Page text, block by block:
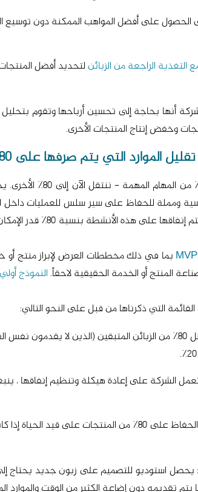
التغذية الراجعة من الزبائنلتحديد أفضل المنتجات
وخفض إنتاج المنتجات الأخرى.
بعد تحديد الجانب
حتى يتم تنفيذها بشكل صحيح تمامًا. لا حاجة للتفوق فيها.
المنتج أو الخدمة الحقيقية لاحقاً. النموذج أولي Prototype وإثبات للمفهوم POC
يوفر 20٪ من الزبائن 80٪ من الإيرادات: لا ينبغي تجاهل 80٪ من
20٪ من المنتجات تقدم 80٪ من القيمة: من الممكن
مبدأ باريتو (80%) في الأعمال: يحصل استوديو للتصميم
تقديمه دون إضاعة الكثير من الوقت والموارد